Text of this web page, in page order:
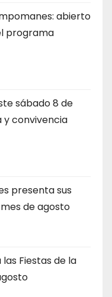
abierto
programa
sábado 8 de
y convivencia
presenta sus
de agosto
Fiestas de la